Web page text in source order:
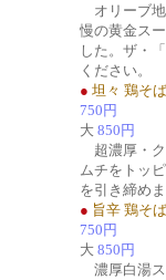
オリーブ地
慢の黄金ス
した。ザ・
ください。
● 坦々 鶏そば
750円
大 850円
超濃厚・ク
ムチをトッ
を引き締め
● 旨辛 鶏そば
750円
大 850円
濃厚白湯ス